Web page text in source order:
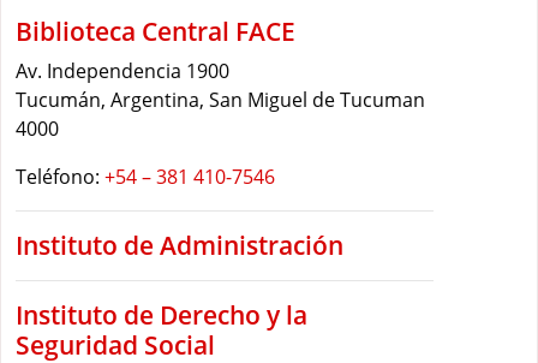
Biblioteca Central FACE
Av. Independencia 1900
Tucumán, Argentina, San Miguel de Tucuman
4000
Teléfono: +54 – 381 410-7546
Instituto de Administración
Instituto de Derecho y la
Seguridad Social